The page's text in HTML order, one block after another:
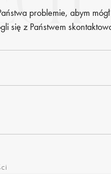
problemie, abym
się z Państwem